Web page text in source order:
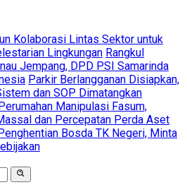
Kolaborasi Lintas Sektor untuk
Lingkungan Rangkul
Jempang, DPD PSI Samarinda
Parkir Berlangganan Disiapkan,
dan SOP Dimatangkan
Manipulasi Fasum,
dan Percepatan Perda Aset
Bosda TK Negeri, Minta